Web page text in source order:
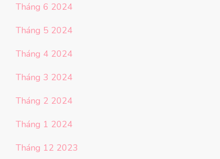
Tháng 6 2024
Tháng 5 2024
Tháng 4 2024
Tháng 3 2024
Tháng 2 2024
Tháng 1 2024
Tháng 12 2023